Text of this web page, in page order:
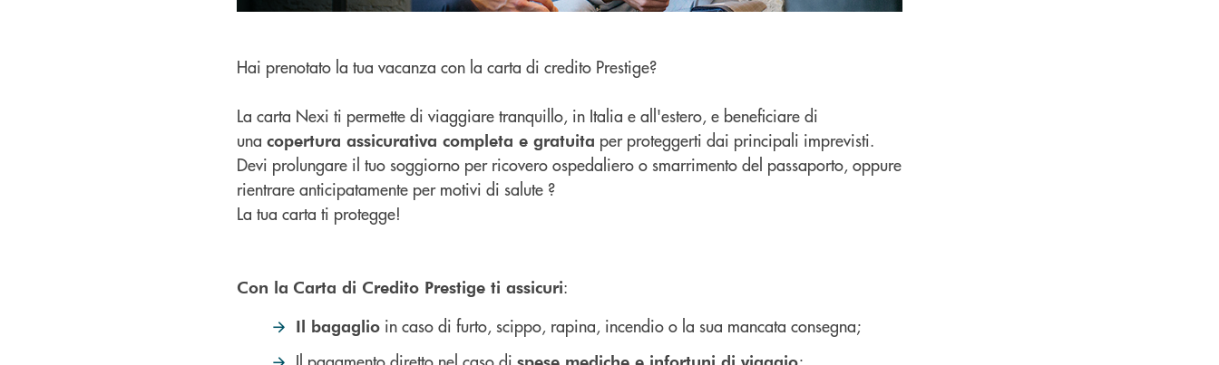
Hai prenotato la tua vacanza con la carta di credito Prestige?
La carta Nexi ti permette di viaggiare tranquillo, in Italia e all'estero, e beneficiare di
una copertura assicurativa completa e gratuita per proteggerti dai principali imprevisti.
Devi prolungare il tuo soggiorno per ricovero ospedaliero o smarrimento del passaporto, oppure
rientrare anticipatamente per motivi di salute ?
La tua carta ti protegge!
Con la Carta di Credito Prestige ti assicuri:
Il bagaglio in caso di furto, scippo, rapina, incendio o la sua mancata consegna;
spese mediche e infortuni di viaggio